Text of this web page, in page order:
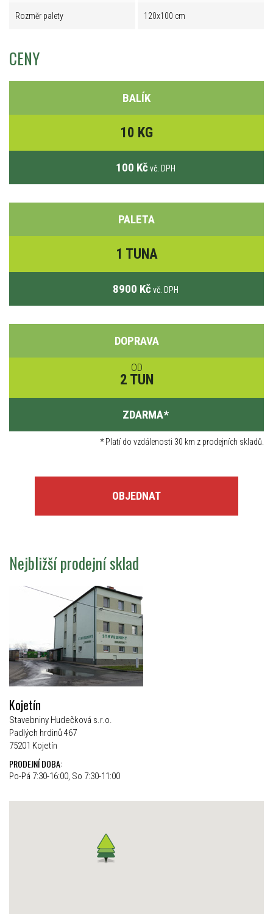
Rozměr palety 120x100 cm
CENY
BALÍK
10 KG
100 Kč vč. DPH
PALETA
1 TUNA
8900 Kč vč. DPH
DOPRAVA
OD
2 TUN
ZDARMA*
*Platí do vzdálenosti 30 km z prodejních skladů.
OBJEDNAT
Nejbližší prodejní sklad
Kojetín
Stavebniny Hudečková s.r.o.
Padlých hrdinů 467
75201 Kojetín
PRODEJNÍ DOBA:
Po-Pá 7:30-16:00, So 7:30-11:00